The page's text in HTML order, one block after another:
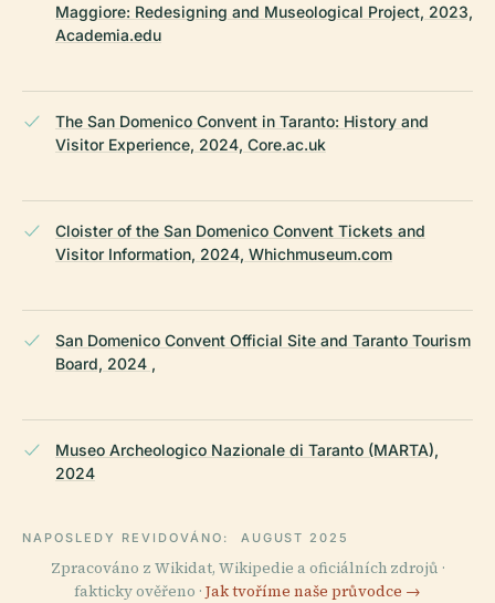
Maggiore: Redesigning and Museological Project, 2023,
Academia.edu
The San Domenico Convent in Taranto: History and
Visitor Experience, 2024, Core.ac.uk
Cloister of the San Domenico Convent Tickets and
Visitor Information, 2024, Whichmuseum.com
San Domenico Convent Official Site and Taranto Tourism
Board, 2024 ,
Museo Archeologico Nazionale di Taranto (MARTA),
2024
NAPOSLEDY REVIDOVÁNO: AUGUST 2025
Zpracováno z Wikidat, Wikipedie a oficiálních zdrojů ·
fakticky ověřeno · Jak tvoříme naše průvodce →